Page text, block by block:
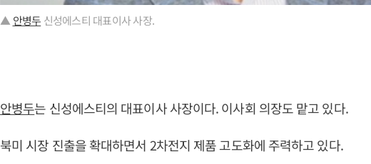
▲ 안병두 신성에스티 대표이사 사장.
안병두는 신성에스티의 대표이사 사장이다. 이사회 의장도 맡고 있다.
북미 시장 진출을 확대하면서 2차전지 제품 고도화에 주력하고 있다.